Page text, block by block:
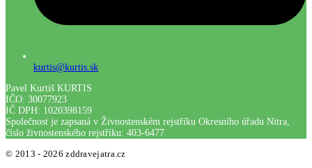
kurtis@kurtis.sk
Pavel Kurtiš KURTIS
IČO: 30077923
IČ DPH: 1020398159
Společnost je zapsaná v Živnostenském rejstříku Okresního úřadu Nitra,
číslo živnostenského rejstříku: 403-6477
© 2013 - 2026 zddravejatra.cz